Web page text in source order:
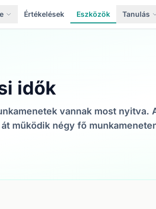
Értékelések Eszközök Tanulás
idők
vannak most nyitva.
működik négy fő